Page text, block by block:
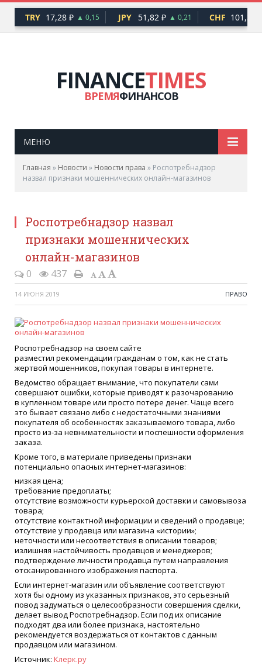
TRY 17,28 ₽ ▲ 0,15 JPY 51,82 ₽ ▲ 0,21 CHF 101,30 ₽
FINANCETIMES
ВРЕМЯФИНАНСОВ
МЕНЮ
Главная » Новости » Новости права » Роспотребнадзор
назвал признаки мошеннических онлайн-магазинов
Роспотребнадзор назвал
признаки мошеннических
онлайн-магазинов
0 437
14 ИЮНЯ 2019 ПРАВО
Роспотребнадзор на своем сайте
разместил рекомендации гражданам о том, как не стать
жертвой мошенников, покупая товары в интернете.
Ведомство обращает внимание, что покупатели сами
совершают ошибки, которые приводят к разочарованию
в купленном товаре или просто потере денег. Чаще всего
это бывает связано либо с недостаточными знаниями
покупателя об особенностях заказываемого товара, либо
просто из-за невнимательности и поспешности оформления
заказа.
Кроме того, в материале приведены признаки
потенциально опасных интернет-магазинов:
низкая цена;
требование предоплаты;
отсутствие возможности курьерской доставки и самовывоза
товара;
отсутствие контактной информации и сведений о продавце;
отсутствие у продавца или магазина «истории»;
неточности или несоответствия в описании товаров;
излишняя настойчивость продавцов и менеджеров;
подтверждение личности продавца путем направления
отсканированного изображения паспорта.
Если интернет-магазин или объявление соответствуют
хотя бы одному из указанных признаков, это серьезный
повод задуматься о целесообразности совершения сделки,
делает вывод Роспотребнадзор. Если под их описание
подходят два или более признака, настоятельно
рекомендуется воздержаться от контактов с данным
продавцом или магазином.
Источник: Клерк.ру